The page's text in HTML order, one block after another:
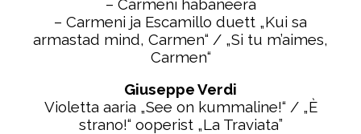
– Carmeni habaneera
– Carmeni ja Escamillo duett „Kui sa
armastad mind, Carmen“ / „Si tu m’aimes,
Carmen“
Giuseppe Verdi
Violetta aaria „See on kummaline!“ / „È
strano!“ ooperist „La Traviata”